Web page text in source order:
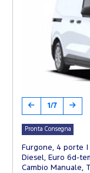
1/7
Pronta Consegna
Furgone, 4 porte
Diesel, Euro 6d-
Cambio Manuale,